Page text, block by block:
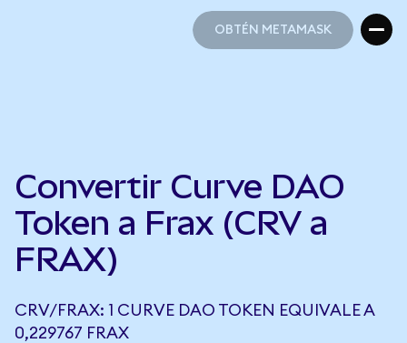
OBTÉN METAMASK
Convertir Curve DAO
Token a Frax (CRV a
FRAX)
CRV/FRAX: 1 CURVE DAO TOKEN EQUIVALE A
0,229767 FRAX